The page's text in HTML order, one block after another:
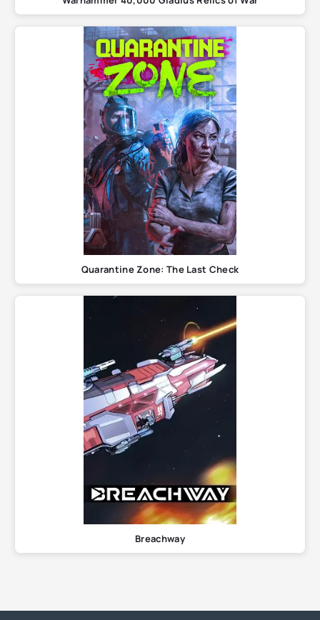
Quarantine Zone: The Last Check
Breachway